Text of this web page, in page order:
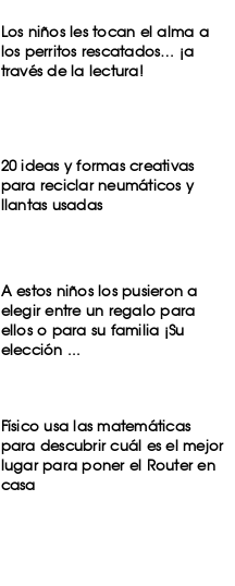
Los niños les tocan el alma a
los perritos rescatados… ¡a
través de la lectura!
20 ideas y formas creativas
para reciclar neumáticos y
llantas usadas
A estos niños los pusieron a
elegir entre un regalo para
ellos o para su familia ¡Su
elección ...
Físico usa las matemáticas
para descubrir cuál es el mejor
lugar para poner el Router en
casa